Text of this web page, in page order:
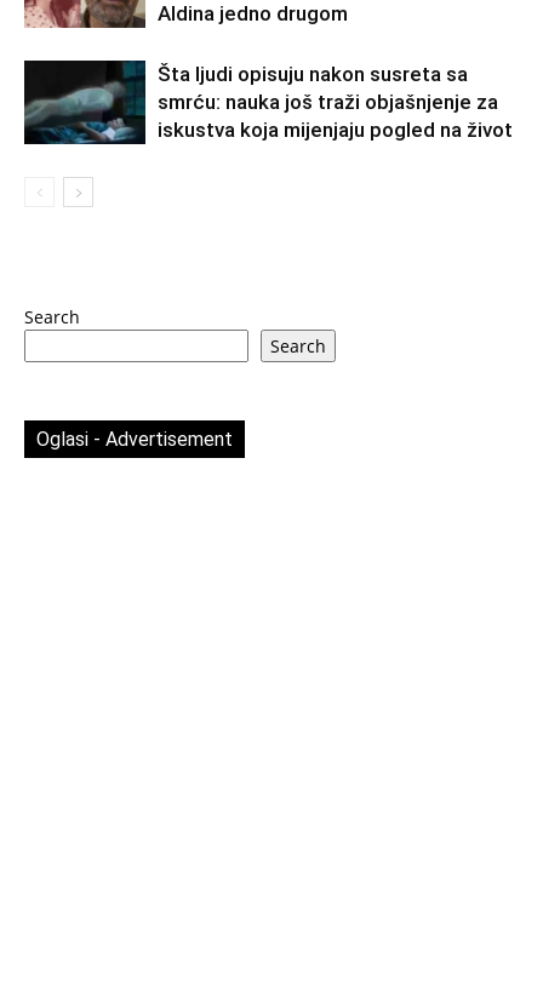
Aldina jedno drugom
Šta ljudi opisuju nakon susreta sa
smrću: nauka još traži objašnjenje za
iskustva koja mijenjaju pogled na život
Search
Search
Oglasi - Advertisement